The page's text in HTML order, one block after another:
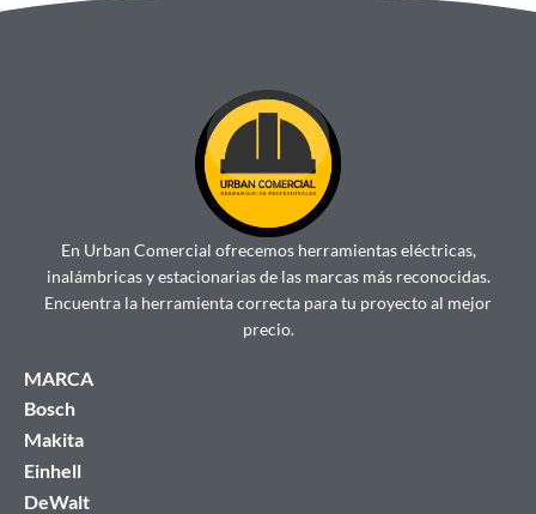
En Urban Comercial ofrecemos herramientas eléctricas,
inalámbricas y estacionarias de las marcas más reconocidas.
Encuentra la herramienta correcta para tu proyecto al mejor
precio.
MARCA
Bosch
Makita
Einhell
DeWalt